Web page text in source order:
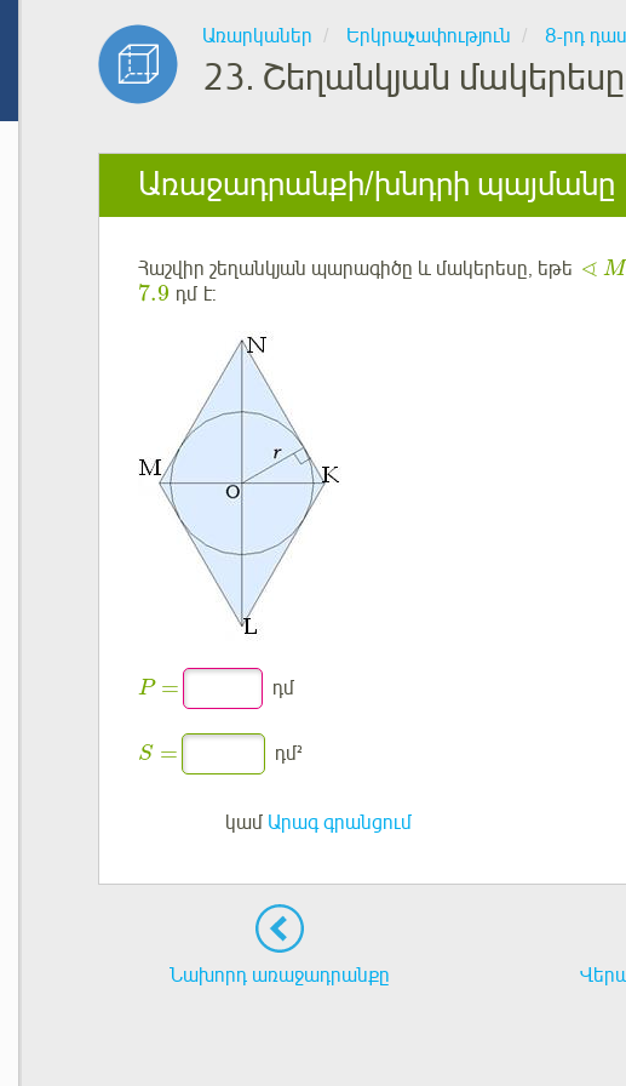
Առարկաներ Երկրաչափություն 8-րդ
23. Շեղանկյան մակերեսը
Առաջադրանքի/խնդրի պայմանը
Հաշվիր շեղանկյան պարագիծը և մակերեսը, եթե ∢ M
7.9 դմ է:
P = դմ
S = դմ²
կամ Արագ գրանցում
Նախորդ առաջադրանքը